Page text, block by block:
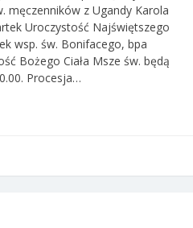
męczenników z Ugandy Karola
Uroczystość Najświętszego
wsp. św. Bonifacego, bpa
Bożego Ciała Msze św. będą
Procesja…